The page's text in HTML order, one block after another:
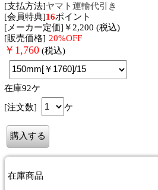
[支払方法]ヤマト運輸代引き
[会員特典]16ポイント
[メーカー定価]￥2,200 (税込)
[販売価格] 20%OFF
￥ 1,760 (税込)
在庫92ケ
[注文数]
ケ
在庫商品